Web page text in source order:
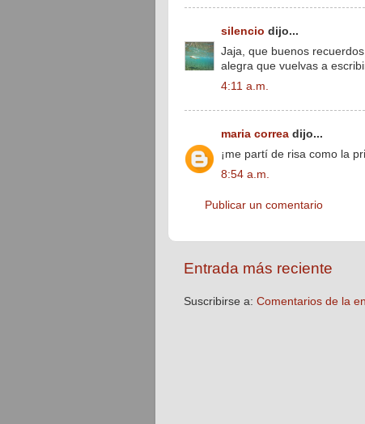
silencio dijo...
Jaja, que buenos
alegra que vuelvas a
4:11 a.m.
maria correa dijo...
¡me partí de risa como la
8:54 a.m.
Publicar un comentario
Entrada más reciente
Suscribirse a: Comentarios de la